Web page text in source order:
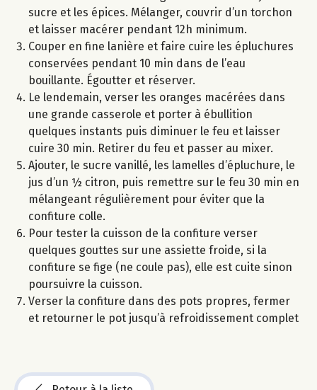
sucre et les épices. Mélanger, couvrir d’un torchon
et laisser macérer pendant 12h minimum.
Couper en fine lanière et faire cuire les épluchures
conservées pendant 10 min dans de l’eau
bouillante. Égoutter et réserver.
Le lendemain, verser les oranges macérées dans
une grande casserole et porter à ébullition
quelques instants puis diminuer le feu et laisser
cuire 30 min. Retirer du feu et passer au mixer.
Ajouter, le sucre vanillé, les lamelles d’épluchure, le
jus d’un ½ citron, puis remettre sur le feu 30 min en
mélangeant régulièrement pour éviter que la
confiture colle.
Pour tester la cuisson de la confiture verser
quelques gouttes sur une assiette froide, si la
confiture se fige (ne coule pas), elle est cuite sinon
poursuivre la cuisson.
Verser la confiture dans des pots propres, fermer
et retourner le pot jusqu’à refroidissement complet